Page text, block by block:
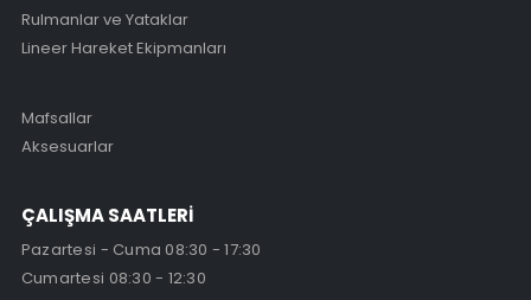
Rulmanlar ve Yataklar
Lineer Hareket Ekipmanları
Mafsallar
Aksesuarlar
ÇALIŞMA SAATLERİ
Pazartesi - Cuma 08:30 - 17:30
Cumartesi 08:30 - 12:30